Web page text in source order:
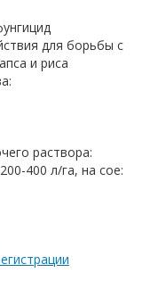
для борьбы с
и риса
раствора:
400 л/га, на сое: